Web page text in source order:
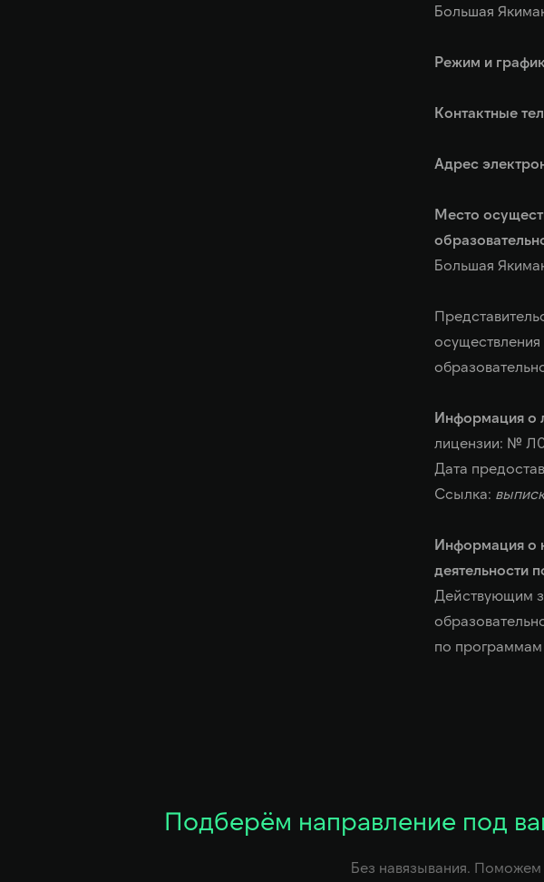
Большая
Режим и
Контактные
Адрес
Место
Большая
Информация о
лицензии: №
Дата
Ссылка:
Информация о
деятельности
Действующим
по программам
Подберём направление под
Без навязывания. Поможем